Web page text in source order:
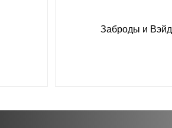
Заброды и